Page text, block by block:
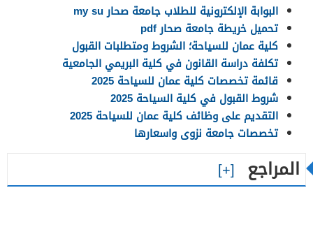
البوابة الإلكترونية للطلاب جامعة صحار my su
تحميل خريطة جامعة صحار pdf
كلية عمان للسياحة؛ الشروط ومتطلبات القبول
تكلفة دراسة القانون في كلية البريمي الجامعية
قائمة تخصصات كلية عمان للسياحة 2025
شروط القبول في كلية السياحة 2025
التقديم على وظائف كلية عمان للسياحة 2025
تخصصات جامعة نزوى واسعارها
المراجع